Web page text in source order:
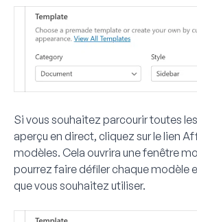
Si vous souhaitez parcourir toutes
aperçu en direct, cliquez sur le lien
modèles. Cela ouvrira une fenêtre
pourrez faire défiler chaque modèle
que vous souhaitez utiliser.